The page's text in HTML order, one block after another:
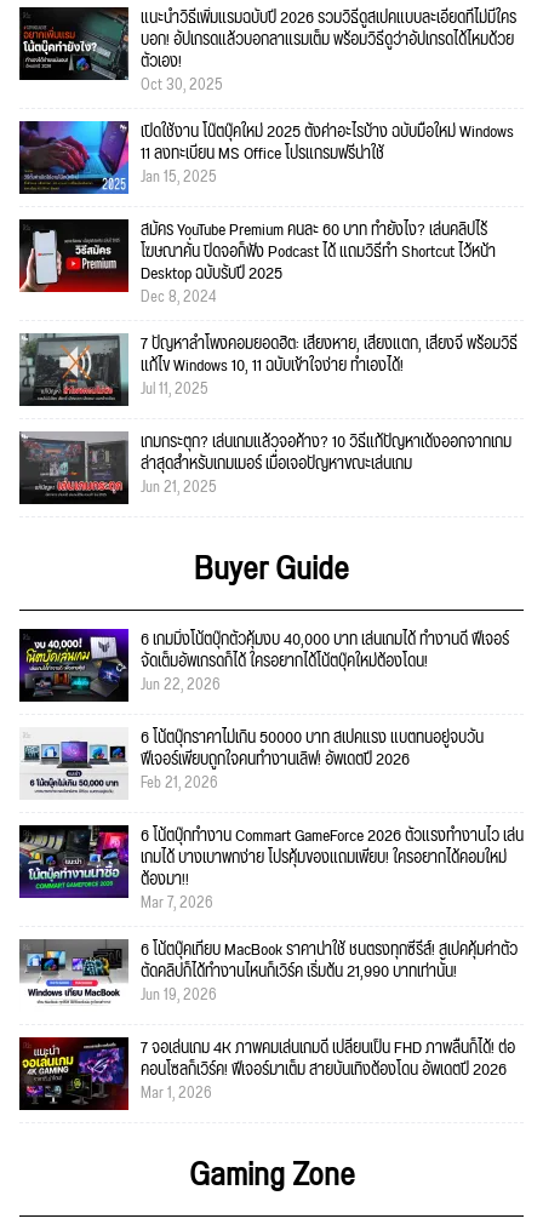
แนะนำวิธีเพิ่มแรมฉบับปี 2026 รวมวิธีดูสเปคแบบละเอียดที่ไม่มีใคร
บอก! อัปเกรดแล้วบอกลาแรมเต็ม พร้อมวิธีดูว่าอัปเกรดได้ไหมด้วย
ตัวเอง!
Oct 30, 2025
เปิดใช้งาน โน๊ตบุ๊คใหม่ 2025 ตั้งค่าอะไรบ้าง ฉบับมือใหม่ Windows
11 ลงทะเบียน MS Office โปรแกรมฟรีน่าใช้
Jan 15, 2025
สมัคร YouTube Premium คนละ 60 บาท ทำยังไง? เล่นคลิปไร้
โฆษณาคั่น ปิดจอก็ฟัง Podcast ได้ แถมวิธีทำ Shortcut ไว้หน้า
Desktop ฉบับรับปี 2025
Dec 8, 2024
7 ปัญหาลำโพงคอมยอดฮิต: เสียงหาย, เสียงแตก, เสียงจี่ พร้อมวิธี
แก้ไข Windows 10, 11 ฉบับเข้าใจง่าย ทำเองได้!
Jul 11, 2025
เกมกระตุก? เล่นเกมแล้วจอค้าง? 10 วิธีแก้ปัญหาเด้งออกจากเกม
ล่าสุดสำหรับเกมเมอร์ เมื่อเจอปัญหาขณะเล่นเกม
Jun 21, 2025
Buyer Guide
6 เกมมิ่งโน้ตบุ๊กตัวคุ้มงบ 40,000 บาท เล่นเกมได้ ทำงานดี ฟีเจอร์
จัดเต็มอัพเกรดก็ได้ ใครอยากได้โน้ตบุ๊คใหม่ต้องโดน!
Jun 22, 2026
6 โน้ตบุ๊กราคาไม่เกิน 50000 บาท สเปคแรง แบตทนอยู่จบวัน
ฟีเจอร์เพียบถูกใจคนทำงานเลิฟ! อัพเดตปี 2026
Feb 21, 2026
6 โน้ตบุ๊กทำงาน Commart GameForce 2026 ตัวแรงทำงานไว เล่น
เกมได้ บางเบาพกง่าย โปรคุ้มของแถมเพียบ! ใครอยากได้คอมใหม่
ต้องมา!!
Mar 7, 2026
6 โน้ตบุ๊คเทียบ MacBook ราคาน่าใช้ ชนตรงทุกซีรีส์! สเปคคุ้มค่าตัว
ตัดคลิปก็ได้ทำงานไหนก็เวิร์ค เริ่มต้น 21,990 บาทเท่านั้น!
Jun 19, 2026
7 จอเล่นเกม 4K ภาพคมเล่นเกมดี เปลี่ยนเป็น FHD ภาพลื่นก็ได้! ต่อ
คอนโซลก็เวิร์ค! ฟีเจอร์มาเต็ม สายบันเทิงต้องโดน อัพเดตปี 2026
Mar 1, 2026
Gaming Zone